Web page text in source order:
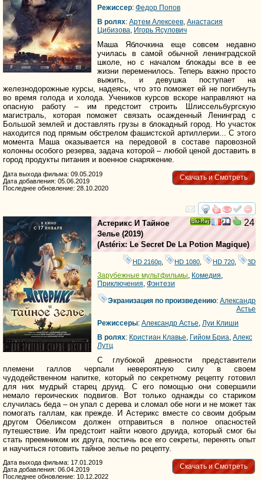
Режиссер: Федор Попов
В ролях: Артем Алексеев Анастасия
Цибизова Игорь Ясулович
Маша Яблочкина еще совсем недавно
училась в самой обычной ленинградской
школе, но с началом блокады все в ее
жизни переменилось. Теперь важно просто
выжить, и девушка поступает на
железнодорожные курсы, надеясь, что это поможет ей не погибнуть
во время голода и холода. Учеников курсов вскоре направляют на
опасную работу – им предстоит строить Шлиссельбургскую
магистраль, которая поможет связать осажденный Ленинград с
Большой землей и доставлять грузы в блокадный город. Но участок
находится под прямым обстрелом фашистской артиллерии... С этого
момента Маша оказывается на передовой в составе паровозной
колонны особого резерва, задача которой – любой ценой доставить в
город продукты питания и военное снаряжение.
Скачать и Смотреть
Дата выхода фильма: 09.05.2019
Дата добавления: 05.06.2019
Последнее обновление: 28.10.2020
смотреть
24
Астерикс И Тайное
Зелье (2019)
(Astérix: Le Secret De La Potion Magique)
HD 2160р HD 1080 HD 720 3D
Зарубежные мультфильмы Комедия
Приключения Фэнтези
Экранизация по произведению:Александр
Астье
Режиссеры: Александр Астье Луи Клиши
В ролях: Кристиан Клавье Гийом Бриа Алекс
Лутц
С глубокой древности представители
племени галлов черпали невероятную силу в своем
чудодейственном напитке, который по секретному рецепту готовил
для них мудрый старец друид. С его помощью они совершили
немало героических подвигов. Вот только однажды со стариком
случилась беда – он упал с дерева и сломал обе ноги и не может так
помогать галлам, как прежде. И Астерикс вместе со своим добрым
другом Обеликсом должен отправиться в полное опасностей
путешествие. Им предстоит найти нового друида, который смог бы
стать преемником их друга, постичь все его секреты, перенять опыт
и научиться готовить тайное зелье по рецепту.
Скачать и Смотреть
Дата выхода фильма: 17.01.2019
Дата добавления: 06.04.2019
Последнее обновление: 10.12.2022